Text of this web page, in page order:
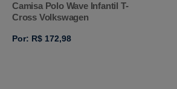
Camisa Polo Wave Infantil T-
Cross Volkswagen
Por: R$ 172,98